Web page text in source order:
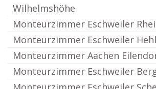
Wilhelmshöhe
Monteurzimmer Eschweiler
Monteurzimmer Eschweiler
Monteurzimmer Aachen
Monteurzimmer Eschweiler